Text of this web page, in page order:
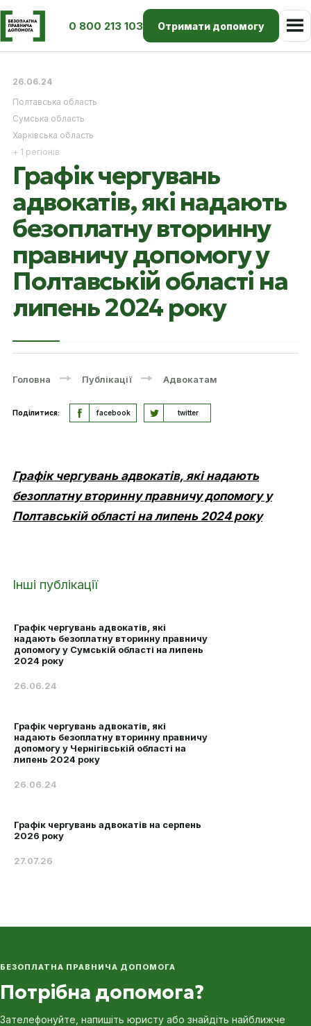
0 800 213 103 Отримати допомогу
26.06.24
Полтавська область
Сумська область
Харківська область
+ 1 регіонів
Графік чергувань
адвокатів, які надають
безоплатну вторинну
правничу допомогу у
Полтавській області на
липень 2024 року
Головна Публікації Адвокатам
Поділитися: facebook twitter
Графік чергувань адвокатів, які надають
безоплатну вторинну правничу допомогу у
Полтавській області на липень 2024 року
Інші публікації
Графік чергувань адвокатів, які
надають безоплатну вторинну правничу
допомогу у Сумській області на липень
2024 року
26.06.24
Графік чергувань адвокатів, які
надають безоплатну вторинну правничу
допомогу у Чернігівській області на
липень 2024 року
26.06.24
Графік чергувань адвокатів на серпень
2026 року
27.07.26
БЕЗОПЛАТНА ПРАВНИЧА ДОПОМОГА
Потрібна допомога?
Зателефонуйте, напишіть юристу або знайдіть найближче